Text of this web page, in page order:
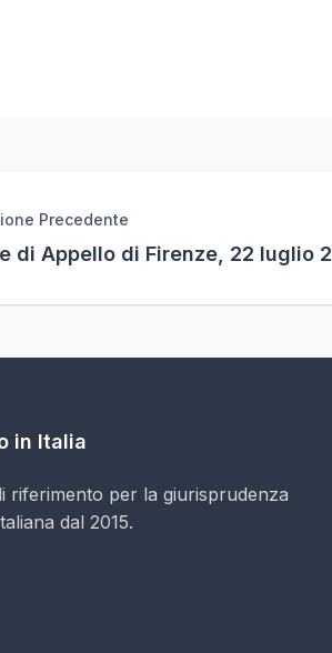
Precedente
di Appello di Firenze, 22 luglio
in Italia
riferimento per la giurisprudenza
dal 2015.